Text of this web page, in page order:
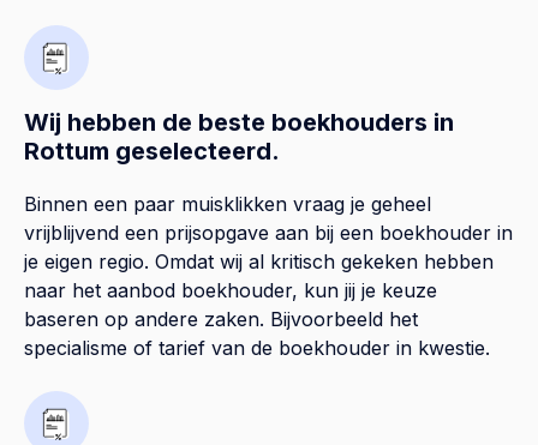
Wij hebben de beste boekhouders in
Rottum geselecteerd.
Binnen een paar muisklikken vraag je geheel
vrijblijvend een prijsopgave aan bij een boekhouder in
je eigen regio. Omdat wij al kritisch gekeken hebben
naar het aanbod boekhouder, kun jij je keuze
baseren op andere zaken. Bijvoorbeeld het
specialisme of tarief van de boekhouder in kwestie.